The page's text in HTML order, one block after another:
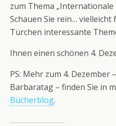
zum Thema „Internationale
Schauen Sie rein… vielleicht
Türchen interessante
Ihnen einen schönen 4.
PS: Mehr zum 4. Dezember
Barbaratag – finden Sie in
Bücherblog.